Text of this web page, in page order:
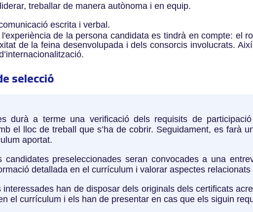
treballar de manera autònoma i en equip.
escrita i verbal.
de la persona candidata es tindrà en compte: el
de la feina desenvolupada i dels consorcis involucrats.
selecció
durà a terme una verificació dels requisits de
el lloc de treball que s’ha de cobrir. Seguidament, es farà
aportat.
candidates preseleccionades seran convocades a una
detallada en el currículum i valorar aspectes
interessades han de disposar dels originals dels certificats
el currículum i els han de presentar en cas que els siguin